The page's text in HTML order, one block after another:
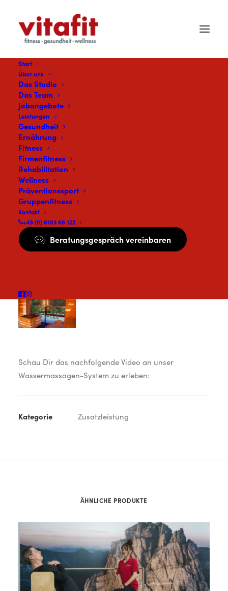
Start
Über uns
Das Studio
Das Team
Jobangebote
Leistungen
Gesundheit
Ernährung
Fitness
Firmenfitness
Rehabilitation
Wellness
Präventionssport
Gruppenfitness
Kontakt
+49 (0) 6103 66 122
Beratungsgespräch vereinbaren
Schau Dir das nachfolgende Video an unser
Wassermassagen-System zu erleben:
Kategorie Zusatzleistung
ÄHNLICHE PRODUKTE